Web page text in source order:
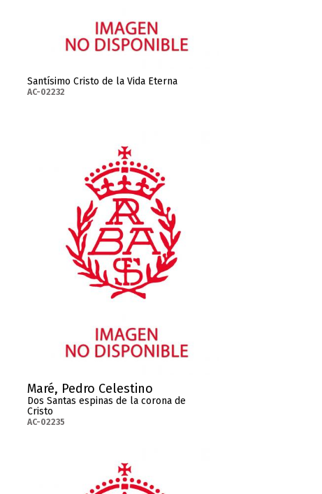
Santísimo Cristo de la Vida Eterna
AC-02232
Maré, Pedro Celestino
Dos Santas espinas de la corona de
Cristo
AC-02235